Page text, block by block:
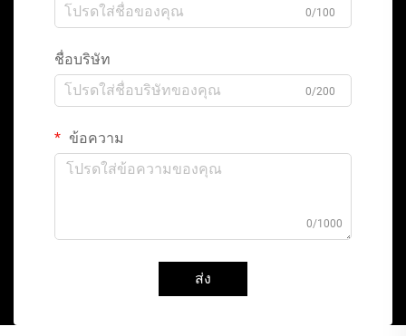
0/100
ชื่อบริษัท
0/200
ข้อความ
0/1000
ส่ง